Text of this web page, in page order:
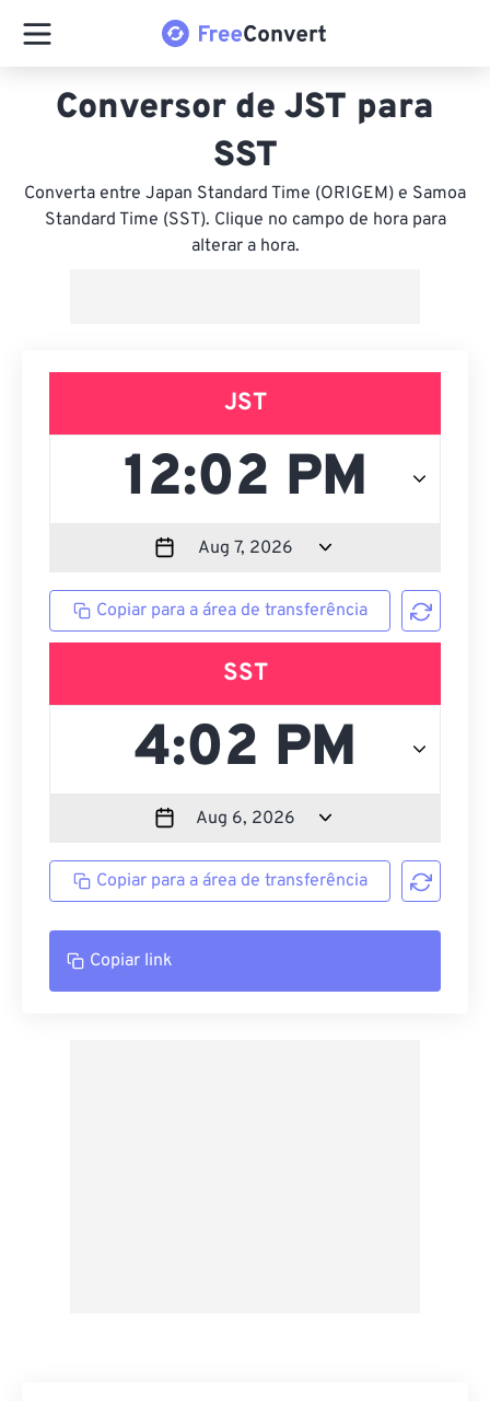
Conversor de JST para
SST
Converta entre Japan Standard Time (ORIGEM) e Samoa
Standard Time (SST). Clique no campo de hora para
alterar a hora.
JST
Copiar para a área de transferência
SST
Copiar para a área de transferência
Copiar link